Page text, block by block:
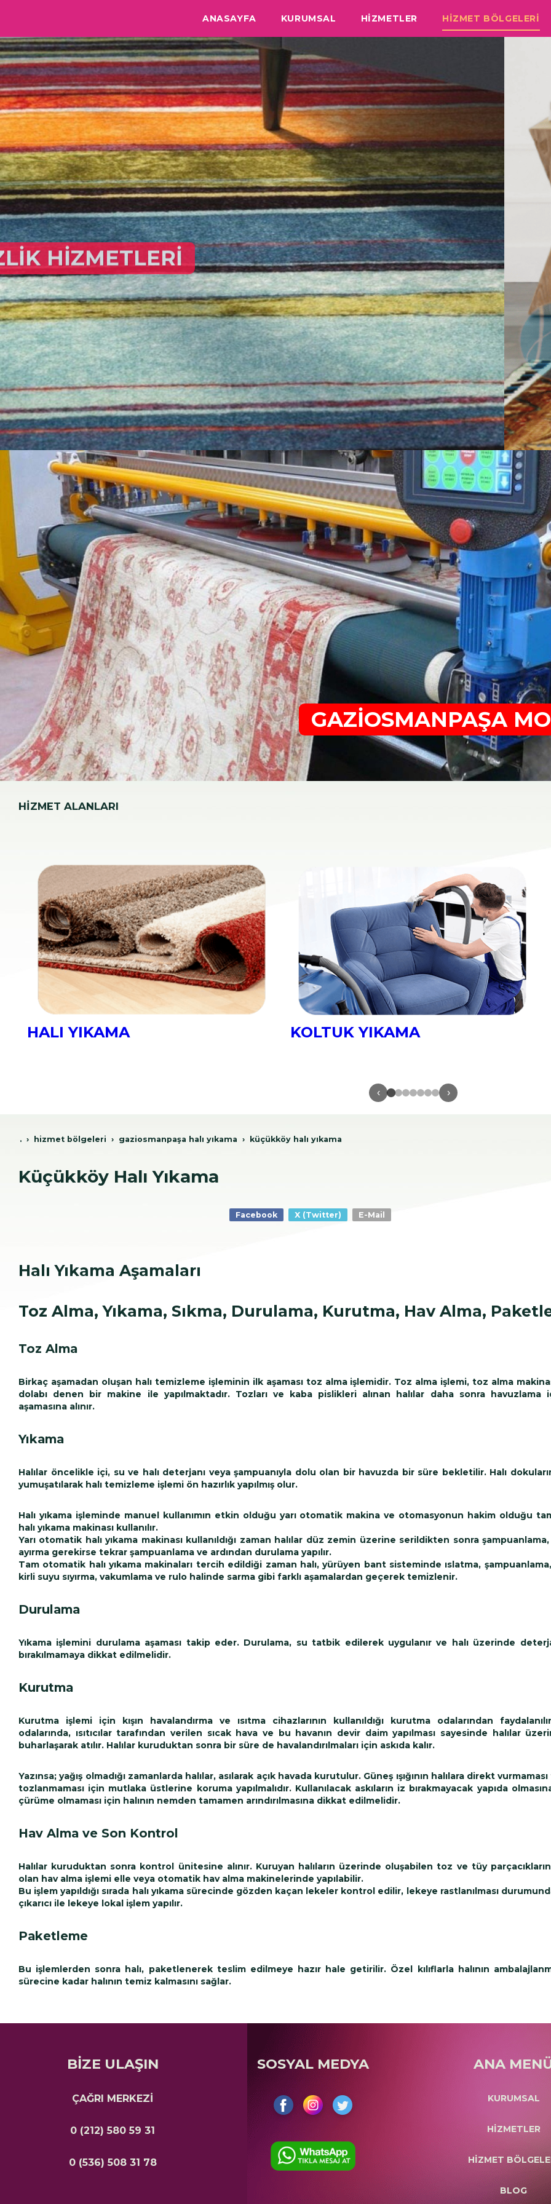
ANASAYFA KURUMSAL HİZMETLER HİZMET BÖLGELERİ
MODA
GAZİOSMANPAŞA
HİZMET ALANLARI
KOLTUK YIKAMA YATAK YIKAMA
‹ ›
. hi̇zmet bölgeleri̇ gazi̇osmanpaşa hali yikama küçükköy halı yıkama
Küçükköy Halı Yıkama
Facebook X (Twitter) E-Mail
Halı Yıkama Aşamaları
Toz Alma, Yıkama, Sıkma, Durulama, Kurutma, Hav Alma,
Toz Alma
Birkaç aşamadan oluşan halı temizleme işleminin ilk aşaması toz alma işlemidir. Toz alma işlemi, toz alma
dolabı denen bir makine ile yapılmaktadır. Tozları ve kaba pislikleri alınan halılar daha sonra havuzlama
aşamasına alınır.
Yıkama
Halılar öncelikle içi, su ve halı deterjanı veya şampuanıyla dolu olan bir havuzda bir süre bekletilir. Halı
yumuşatılarak halı temizleme işlemi ön hazırlık yapılmış olur.
Halı yıkama işleminde manuel kullanımın etkin olduğu yarı otomatik makina ve otomasyonun hakim olduğu
halı yıkama makinası kullanılır.
Yarı otomatik halı yıkama makinası kullanıldığı zaman halılar düz zemin üzerine serildikten sonra
ayırma gerekirse tekrar şampuanlama ve ardından durulama yapılır.
Tam otomatik halı yıkama makinaları tercih edildiği zaman halı, yürüyen bant sisteminde ıslatma,
kirli suyu sıyırma, vakumlama ve rulo halinde sarma gibi farklı aşamalardan geçerek temizlenir.
Durulama
Yıkama işlemini durulama aşaması takip eder. Durulama, su tatbik edilerek uygulanır ve halı üzerinde
bırakılmamaya dikkat edilmelidir.
Kurutma
Kurutma işlemi için kışın havalandırma ve ısıtma cihazlarının kullanıldığı kurutma odalarından
odalarında, ısıtıcılar tarafından verilen sıcak hava ve bu havanın devir daim yapılması sayesinde halılar
buharlaşarak atılır. Halılar kuruduktan sonra bir süre de havalandırılmaları için askıda kalır.
Yazınsa; yağış olmadığı zamanlarda halılar, asılarak açık havada kurutulur. Güneş ışığının halılara direkt vurmaması
tozlanmaması için mutlaka üstlerine koruma yapılmalıdır. Kullanılacak askıların iz bırakmayacak yapıda
çürüme olmaması için halının nemden tamamen arındırılmasına dikkat edilmelidir.
Hav Alma ve Son Kontrol
Halılar kuruduktan sonra kontrol ünitesine alınır. Kuruyan halıların üzerinde oluşabilen toz ve tüy
olan hav alma işlemi elle veya otomatik hav alma makinelerinde yapılabilir.
Bu işlem yapıldığı sırada halı yıkama sürecinde gözden kaçan lekeler kontrol edilir, lekeye rastlanılması
çıkarıcı ile lekeye lokal işlem yapılır.
Paketleme
Bu işlemlerden sonra halı, paketlenerek teslim edilmeye hazır hale getirilir. Özel kılıflarla halının
sürecine kadar halının temiz kalmasını sağlar.
BİZE ULAŞIN
ÇAĞRI MERKEZİ
0 (212) 580 59 31
0 (536) 508 31 78
SOSYAL MEDYA ANA
KURUMSAL
HİZMETLER
HİZMET
BLOG